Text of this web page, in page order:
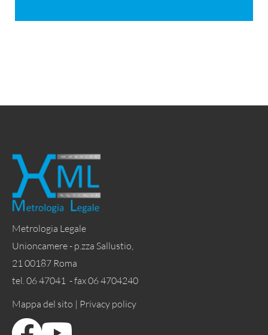
Metrologia Legale
Unioncamere - p.zza Sallustio,
21 00187 Roma
tel. 06 47041 - fax 06 4704240
Mappa del sito | Privacy policy